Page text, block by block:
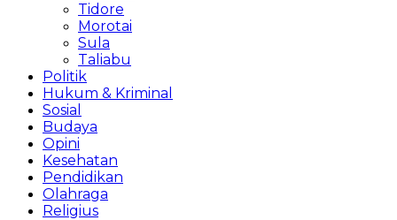
Tidore
Morotai
Sula
Taliabu
Politik
Hukum & Kriminal
Sosial
Budaya
Opini
Kesehatan
Pendidikan
Olahraga
Religius